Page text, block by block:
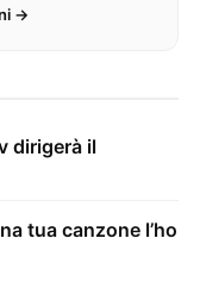
→
dirigerà il
tua canzone l’ho